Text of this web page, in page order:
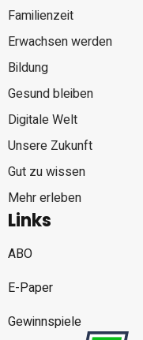
Familienzeit
Erwachsen werden
Bildung
Gesund bleiben
Digitale Welt
Unsere Zukunft
Gut zu wissen
Mehr erleben
Links
ABO
E-Paper
Gewinnspiele